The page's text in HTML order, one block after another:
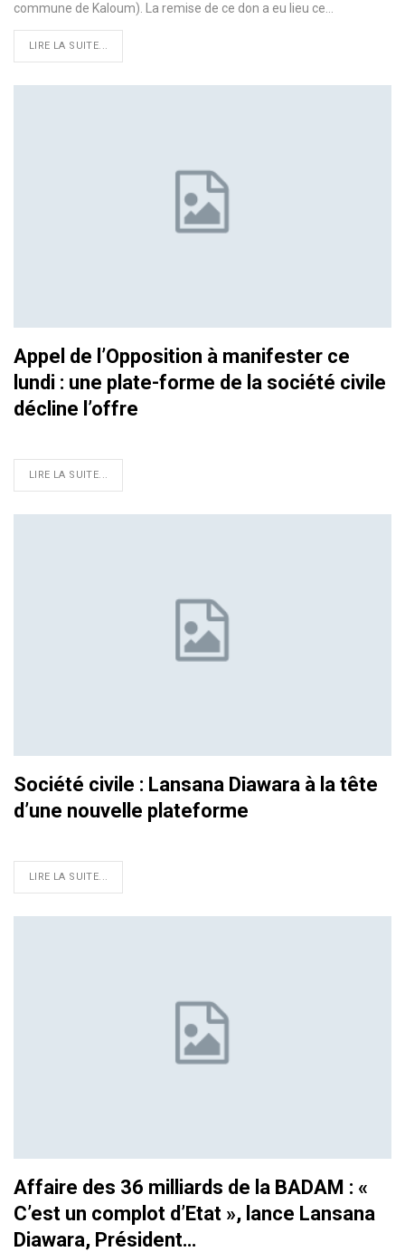
commune de Kaloum). La remise de ce don a eu lieu ce…
LIRE LA SUITE...
Appel de l’Opposition à manifester ce
lundi : une plate-forme de la société civile
décline l’offre
LIRE LA SUITE...
Société civile : Lansana Diawara à la tête
d’une nouvelle plateforme
LIRE LA SUITE...
Affaire des 36 milliards de la BADAM : «
C’est un complot d’Etat », lance Lansana
Diawara, Président…